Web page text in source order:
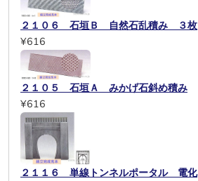
２１０６ 石垣Ｂ 自然石乱積み ３枚
¥616
２１０５ 石垣Ａ みかげ石斜め積み
¥616
２１１６ 単線トンネルポータル 電化